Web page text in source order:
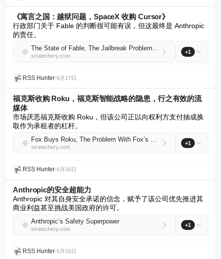
《寓言之国：越狱问题，SpaceX 收购 Cursor》
行政部门关于 Fable 的判断很可能有误，但这最终是 Anthropic
的责任。
The State of Fable, The Jailbreak Problem, SpaceX Acquires Cursor
stratechery.com
+1
RSS Hunter•6月17日
福克斯收购 Roku，福克斯智能战略的隐患，行之有效的流
媒体
市场厌恶福克斯收购 Roku，但该公司正以向权利方支付抽成换
取作为承租者的杠杆。
Fox Buys Roku, The Problem With Fox’s Smart Strategy, Streaming That Works
stratechery.com
+1
RSS Hunter•6月16日
Anthropic的安全超能力
Anthropic 对其自身安全承诺的信念，赋予了该公司优先推进其
商业利益甚至挑战美国政府的许可。
Anthropic’s Safety Superpower
stratechery.com
+1
RSS Hunter•6月15日